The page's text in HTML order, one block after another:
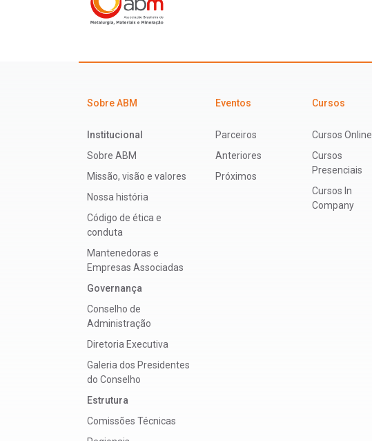
Sobre ABM
Institucional
Sobre ABM
Missão, visão e valores
Nossa história
Código de ética e
conduta
Mantenedoras e
Empresas Associadas
Governança
Conselho de
Administração
Diretoria Executiva
Galeria dos Presidentes
do Conselho
Estrutura
Comissões Técnicas
Eventos
Parceiros
Anteriores
Próximos
Cursos
Cursos Online
Cursos
Presenciais
Cursos In
Company